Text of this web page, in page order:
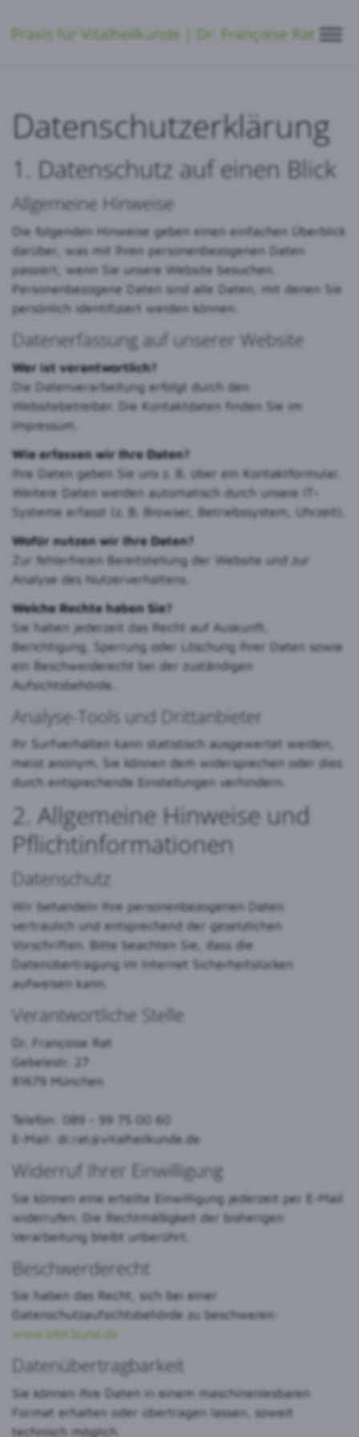
Datenschutzerklärung
1. Datenschutz auf einen Blick
Allgemeine Hinweise
Die folgenden Hinweise geben einen einfachen Überblick
darüber, was mit Ihren personenbezogenen Daten
passiert, wenn Sie unsere Website besuchen.
Personenbezogene Daten sind alle Daten, mit denen Sie
persönlich identifiziert werden können.
Datenerfassung auf unserer Website
Wer ist verantwortlich?
Die Datenverarbeitung erfolgt durch den
Websitebetreiber. Die Kontaktdaten finden Sie im
Impressum.
Wie erfassen wir Ihre Daten?
Ihre Daten geben Sie uns z. B. über ein Kontaktformular.
Weitere Daten werden automatisch durch unsere IT-
Systeme erfasst (z. B. Browser, Betriebssystem, Uhrzeit).
Wofür nutzen wir Ihre Daten?
Zur fehlerfreien Bereitstellung der Website und zur
Analyse des Nutzerverhaltens.
Welche Rechte haben Sie?
Sie haben jederzeit das Recht auf Auskunft,
Berichtigung, Sperrung oder Löschung Ihrer Daten sowie
ein Beschwerderecht bei der zuständigen
Aufsichtsbehörde.
Analyse-Tools und Drittanbieter
Ihr Surfverhalten kann statistisch ausgewertet werden,
meist anonym. Sie können dem widersprechen oder dies
durch entsprechende Einstellungen verhindern.
2. Allgemeine Hinweise und
Pflichtinformationen
Datenschutz
Wir behandeln Ihre personenbezogenen Daten
vertraulich und entsprechend der gesetzlichen
Vorschriften. Bitte beachten Sie, dass die
Datenübertragung im Internet Sicherheitslücken
aufweisen kann.
Verantwortliche Stelle
Dr. Françoise Rat
Gebelestr. 27
81679 München
Telefon: 089 - 99 75 00 60
E-Mail: dr.rat@vitalheilkunde.de
Widerruf Ihrer Einwilligung
Sie können eine erteilte Einwilligung jederzeit per E-Mail
widerrufen. Die Rechtmäßigkeit der bisherigen
Verarbeitung bleibt unberührt.
Beschwerderecht
Sie haben das Recht, sich bei einer
Datenschutzaufsichtsbehörde zu beschweren:
www.bfdi.bund.de
Datenübertragbarkeit
Sie können Ihre Daten in einem maschinenlesbaren
Format erhalten oder übertragen lassen, soweit
technisch möglich.